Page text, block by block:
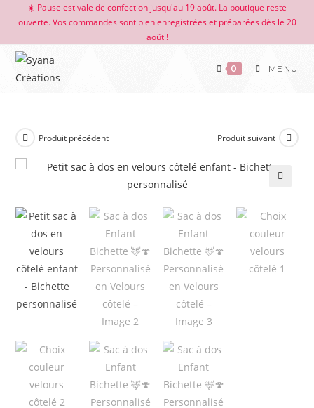
☀️ Pause estivale de confection jusqu'au 19 août. La boutique reste
ouverte. Vos commandes sont bien enregistrées et préparées dès le 20
août !
0 MENU
Produit précédent Produit suivant